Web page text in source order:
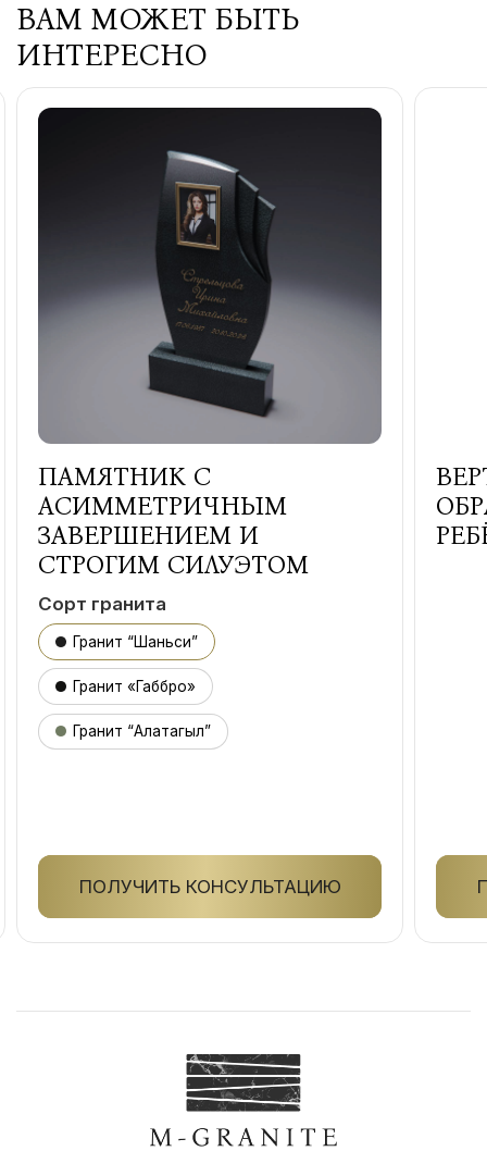
ВАМ МОЖЕТ БЫТЬ
ИНТЕРЕСНО
ПАМЯТНИК С
АСИММЕТРИЧНЫМ
ЗАВЕРШЕНИЕМ И
СТРОГИМ СИЛУЭТОМ
Сорт гранита
Гранит “Шаньси”
Гранит «Габбро»
Гранит “Алатагыл”
ПОЛУЧИТЬ КОНСУЛЬТАЦИЮ